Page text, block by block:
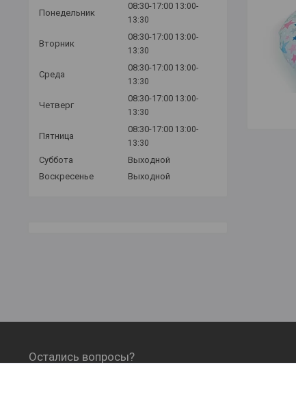
Понедельник
08:30-17:00 13:00-
13:30
Вторник
08:30-17:00 13:00-
13:30
Среда
08:30-17:00 13:00-
13:30
Четверг
08:30-17:00 13:00-
13:30
Пятница
08:30-17:00 13:00-
13:30
Суббота
Выходной
Воскресенье
Выходной
Остались вопросы?